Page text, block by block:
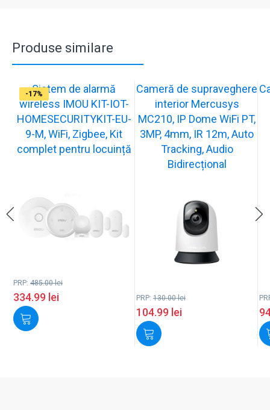
Produse similare
-31%
Sistem de alarmă
wireless IMOU KIT-IOT-
HOMESECURITYKIT-EU-
9-M, WiFi, Zigbee, Kit
complet pentru locuință
PRP: 485.00lei
334.99 lei
-19%
Cameră de supraveghere
interior Mercusys
MC210, IP Dome WiFi PT,
3MP, 4mm, IR 12m, Auto
Tracking, Audio
Bidirecțional
PRP: 130.00lei
104.99 lei
-21%
-13%
-15%
-20%
-12%
-13%
-16%
-17%